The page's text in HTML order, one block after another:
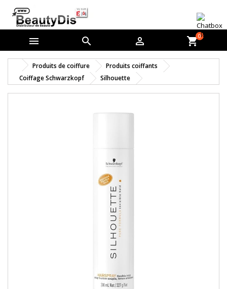
   shopping_cart0
Produits de coiffure
Produits coiffants
Coiffage Schwarzkopf
Silhouette